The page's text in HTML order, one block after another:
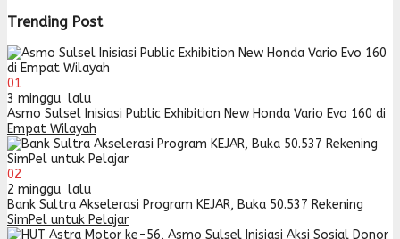
Trending Post
01
3 minggu lalu
Asmo Sulsel Inisiasi Public Exhibition New Honda Vario Evo 160 di
Empat Wilayah
02
2 minggu lalu
Bank Sultra Akselerasi Program KEJAR, Buka 50.537 Rekening
SimPel untuk Pelajar